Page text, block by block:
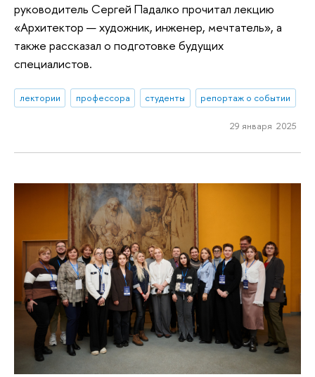
руководитель Сергей Падалко прочитал лекцию
«Архитектор — художник, инженер, мечтатель», а
также рассказал о подготовке будущих
специалистов.
лектории профессора студенты репортаж о событии
29 января 2025